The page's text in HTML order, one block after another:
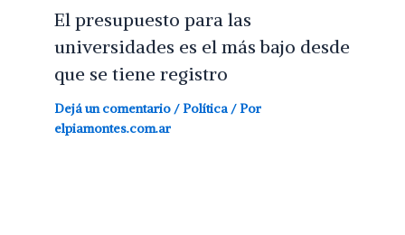
El presupuesto para las
universidades es el más bajo desde
que se tiene registro
Dejá un comentario /Política / Por
elpiamontes.com.ar